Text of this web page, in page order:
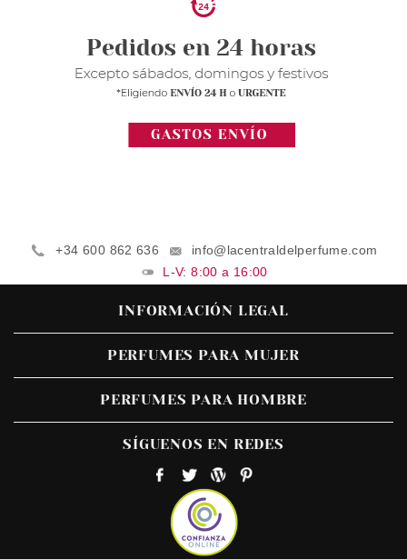
+34 600 862 636
info@lacentraldelperfume.com
L-V: 8:00 a 16:00
INFORMACIÓN LEGAL
PERFUMES PARA MUJER
PERFUMES PARA HOMBRE
SÍGUENOS EN REDES